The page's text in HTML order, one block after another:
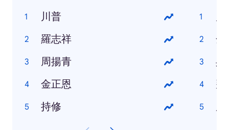
川普
羅志祥
周揚青
金正恩
持修
金
吳
拜